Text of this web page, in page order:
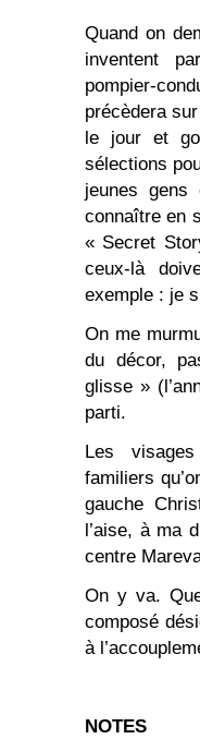
Quand on
inventent
pompier-
précèdera
le jour et
sélections
jeunes
connaître en
« Secret
ceux-là
exemple : je
On me
du décor,
glisse »
parti.
Les
familiers
gauche
l’aise, à ma
centre
On y va.
composé
à
NOTES